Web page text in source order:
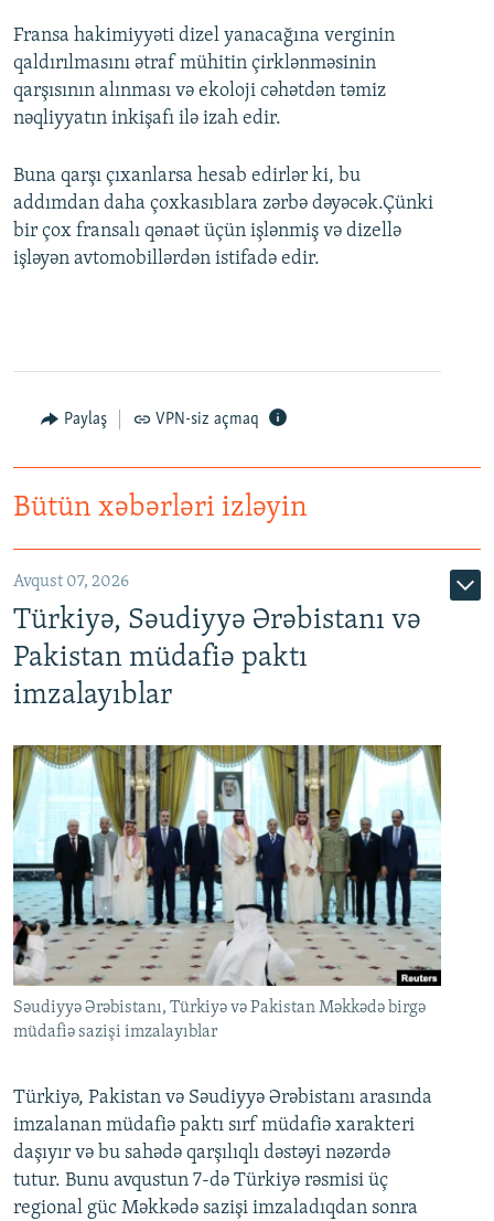
Fransa hakimiyyəti dizel yanacağına verginin
qaldırılmasını ətraf mühitin çirklənməsinin
qarşısının alınması və ekoloji cəhətdən təmiz
nəqliyyatın inkişafı ilə izah edir.
Buna qarşı çıxanlarsa hesab edirlər ki, bu
addımdan daha çoxkasıblara zərbə dəyəcək.Çünki
bir çox fransalı qənaət üçün işlənmiş və dizellə
işləyən avtomobillərdən istifadə edir.
Paylaş VPN-siz açmaq
Bütün xəbərləri izləyin
Avqust 07, 2026
Türkiyə, Səudiyyə Ərəbistanı və
Pakistan müdafiə paktı
imzalayıblar
Səudiyyə Ərəbistanı, Türkiyə və Pakistan Məkkədə birgə
müdafiə sazişi imzalayıblar
Türkiyə, Pakistan və Səudiyyə Ərəbistanı arasında
imzalanan müdafiə paktı sırf müdafiə xarakteri
daşıyır və bu sahədə qarşılıqlı dəstəyi nəzərdə
tutur. Bunu avqustun 7-də Türkiyə rəsmisi üç
regional güc Məkkədə sazişi imzaladıqdan sonra